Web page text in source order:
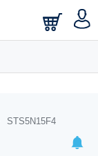
STS5N15F4